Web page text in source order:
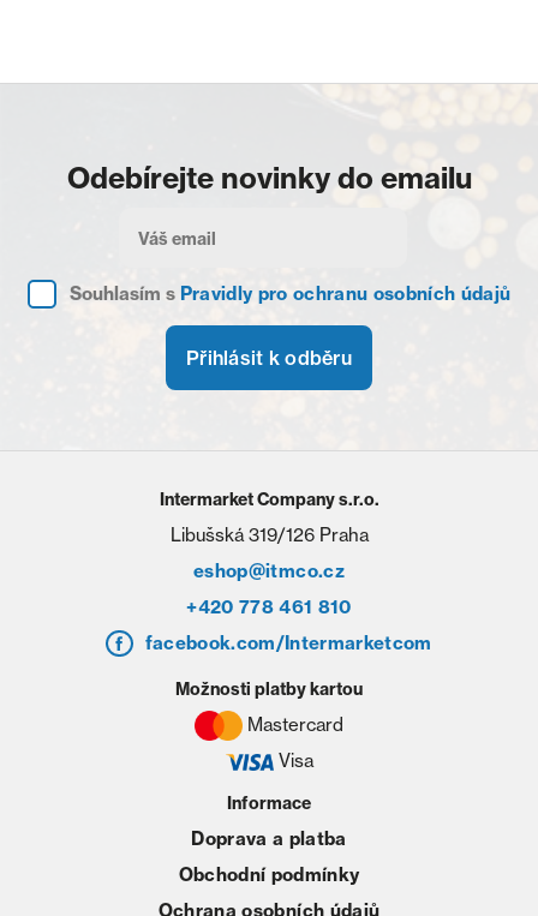
Odebírejte novinky do emailu
Souhlasím s Pravidly pro ochranu osobních údajů
Přihlásit k odběru
Intermarket Company s.r.o.
Libušská 319/126 Praha
eshop@itmco.cz
+420 778 461 810
facebook.com/Intermarketcom
Informace
Doprava a platba
Obchodní podmínky
Ochrana osobních údajů
Možnosti platby kartou
Mastercard
Visa